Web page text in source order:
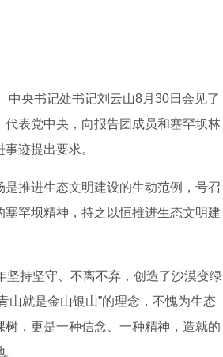
中央书记处书记刘云山8月30日会见了
表党中央，向报告团成员和塞罕坝林
迹提出要求。
推进生态文明建设的生动范例，号召
罕坝精神，持之以恒推进生态文明建
持坚守、不离不弃，创造了沙漠变绿
山就是金山银山”的理念，不愧为生态
，更是一种信念、一种精神，造就的